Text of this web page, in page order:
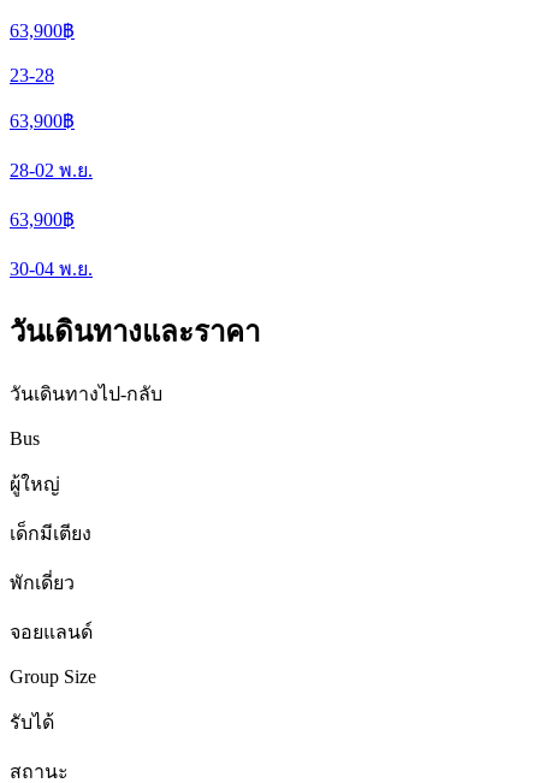
63,900฿
23-28
63,900฿
28-02 พ.ย.
63,900฿
30-04 พ.ย.
วันเดินทางและราคา
วันเดินทางไป-กลับ
Bus
ผู้ใหญ่
เด็กมีเตียง
พักเดี่ยว
จอยแลนด์
Group Size
รับได้
สถานะ